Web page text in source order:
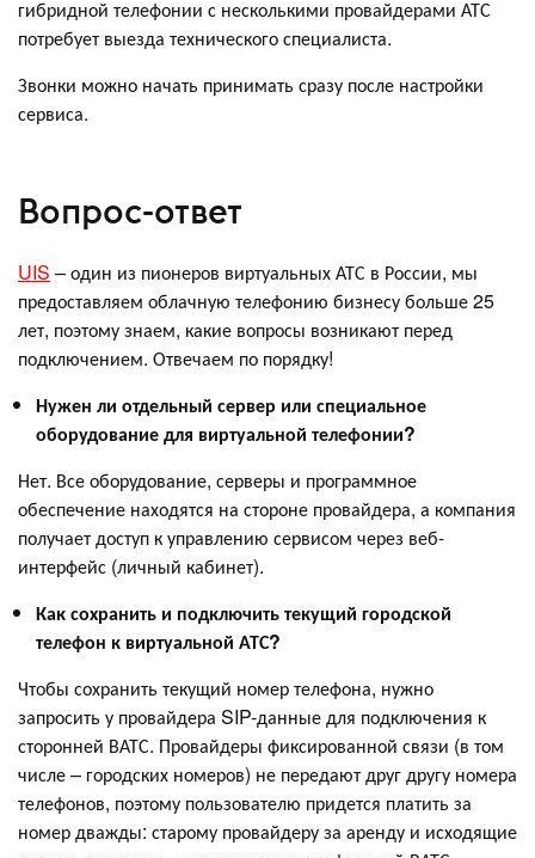
гибридной телефонии с несколькими провайдерами АТС
потребует выезда технического специалиста.
Звонки можно начать принимать сразу после настройки
сервиса.
Вопрос-ответ
UIS – один из пионеров виртуальных АТС в России, мы
предоставляем облачную телефонию бизнесу больше 25
лет, поэтому знаем, какие вопросы возникают перед
подключением. Отвечаем по порядку!
Нужен ли отдельный сервер или специальное
оборудование для виртуальной телефонии?
Нет. Все оборудование, серверы и программное
обеспечение находятся на стороне провайдера, а компания
получает доступ к управлению сервисом через веб-
интерфейс (личный кабинет).
Как сохранить и подключить текущий городской
телефон к виртуальной АТС?
Чтобы сохранить текущий номер телефона, нужно
запросить у провайдера SIP-данные для подключения к
сторонней ВАТС. Провайдеры фиксированной связи (в том
числе – городских номеров) не передают друг другу номера
телефонов, поэтому пользователю придется платить за
номер дважды: старому провайдеру за аренду и исходящие